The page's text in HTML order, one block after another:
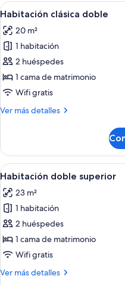
Abrir
todas
las
fotos
de
Habitación
clásica
14
Habitación clásica doble
20 m²
1 habitación
2 huéspedes
1 cama de matrimonio
Wifi gratis
Ver más detalles
Más
clásica
doble
Abrir
todas
las
fotos
de
Habitación
doble
22
Habitación doble superior
23 m²
1 habitación
2 huéspedes
1 cama de matrimonio
Wifi gratis
Ver más detalles
Más